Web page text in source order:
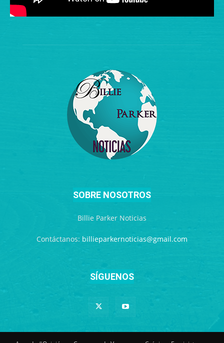
SOBRE NOSOTROS
Billie Parker Noticias
Contáctanos: billieparkernoticias@gmail.com
SÍGUENOS